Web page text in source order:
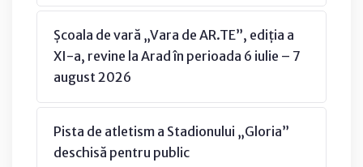
Școala de vară „Vara de AR.TE”, ediția a
XI-a, revine la Arad în perioada 6 iulie – 7
august 2026
Pista de atletism a Stadionului „Gloria”
deschisă pentru public